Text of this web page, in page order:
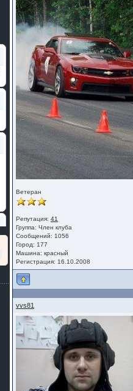
Ветеран
Репутация: 41
Группа: Член клуба
Сообщений: 1056
Город: 177
Машина: красный
Регистрация: 16.10.2008
vvs81